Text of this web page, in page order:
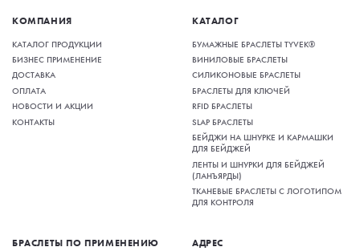
КОМПАНИЯ
КАТАЛОГ ПРОДУКЦИИ
БИЗНЕС ПРИМЕНЕНИЕ
ДОСТАВКА
ОПЛАТА
НОВОСТИ И АКЦИИ
КОНТАКТЫ
КАТАЛОГ
БУМАЖНЫЕ БРАСЛЕТЫ TYVEK®
ВИНИЛОВЫЕ БРАСЛЕТЫ
СИЛИКОНОВЫЕ БРАСЛЕТЫ
БРАСЛЕТЫ ДЛЯ КЛЮЧЕЙ
RFID БРАСЛЕТЫ
SLAP БРАСЛЕТЫ
БЕЙДЖИ НА ШНУРКЕ И КАРМАШКИ
ДЛЯ БЕЙДЖЕЙ
ЛЕНТЫ И ШНУРКИ ДЛЯ БЕЙДЖЕЙ
(ЛАНЪЯРДЫ)
ТКАНЕВЫЕ БРАСЛЕТЫ С ЛОГОТИПОМ
ДЛЯ КОНТРОЛЯ
БРАСЛЕТЫ ПО ПРИМЕНЕНИЮ АДРЕС